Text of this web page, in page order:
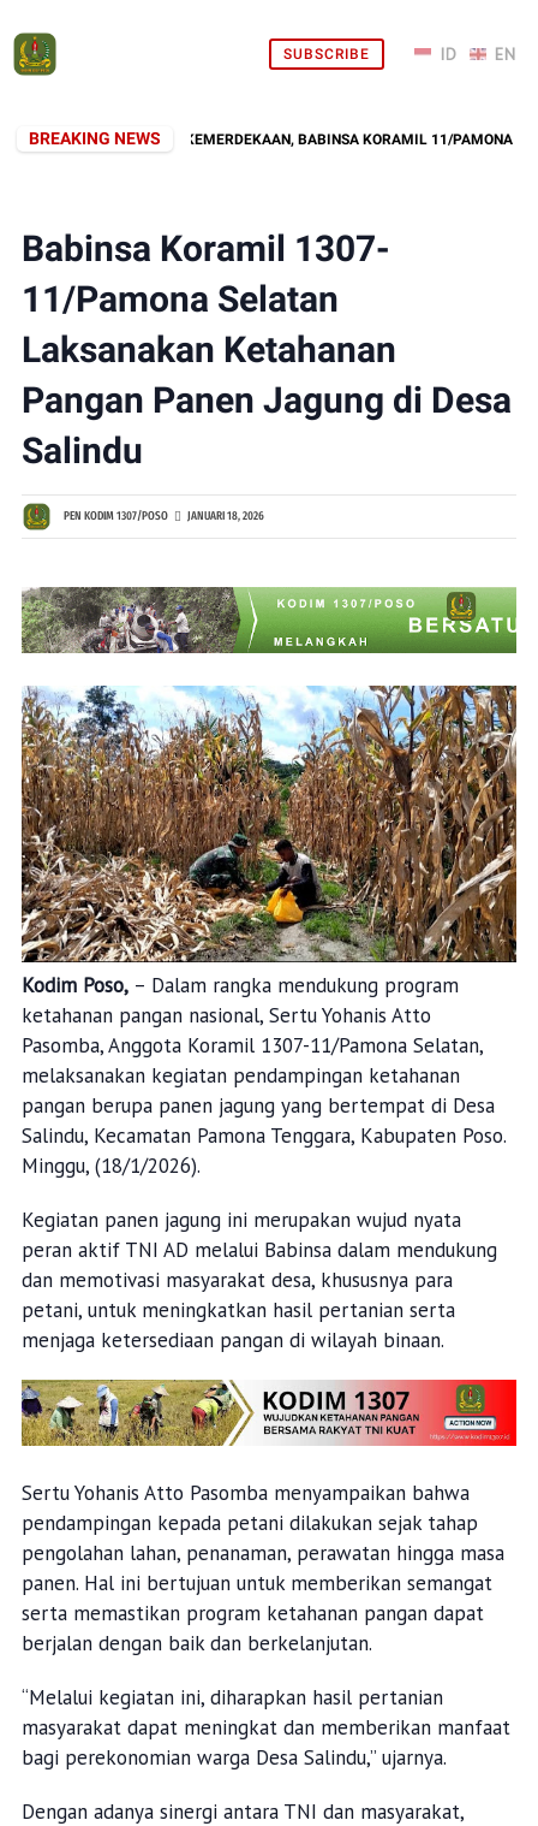
SUBSCRIBE
BREAKING NEWS
ROYONG SAMBUT KEMERDEKAAN, BABINSA KORAMIL 11/PAMONA
Babinsa Koramil 1307-
11/Pamona Selatan
Laksanakan Ketahanan
Pangan Panen Jagung di Desa
Salindu
PEN KODIM 1307/POSO JANUARI 18, 2026
Kodim Poso, – Dalam rangka mendukung program
ketahanan pangan nasional, Sertu Yohanis Atto
Pasomba, Anggota Koramil 1307-11/Pamona Selatan,
melaksanakan kegiatan pendampingan ketahanan
pangan berupa panen jagung yang bertempat di Desa
Salindu, Kecamatan Pamona Tenggara, Kabupaten Poso.
Minggu, (18/1/2026).
Kegiatan panen jagung ini merupakan wujud nyata
peran aktif TNI AD melalui Babinsa dalam mendukung
dan memotivasi masyarakat desa, khususnya para
petani, untuk meningkatkan hasil pertanian serta
menjaga ketersediaan pangan di wilayah binaan.
Sertu Yohanis Atto Pasomba menyampaikan bahwa
pendampingan kepada petani dilakukan sejak tahap
pengolahan lahan, penanaman, perawatan hingga masa
panen. Hal ini bertujuan untuk memberikan semangat
serta memastikan program ketahanan pangan dapat
berjalan dengan baik dan berkelanjutan.
“Melalui kegiatan ini, diharapkan hasil pertanian
masyarakat dapat meningkat dan memberikan manfaat
bagi perekonomian warga Desa Salindu,” ujarnya.
Dengan adanya sinergi antara TNI dan masyarakat,